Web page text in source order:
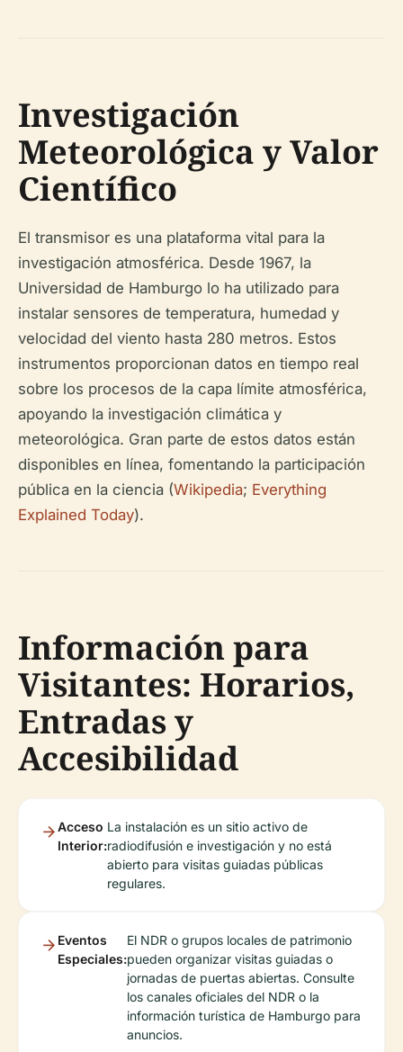
Investigación
Meteorológica y Valor
Científico
El transmisor es una plataforma vital para la
investigación atmosférica. Desde 1967, la
Universidad de Hamburgo lo ha utilizado para
instalar sensores de temperatura, humedad y
velocidad del viento hasta 280 metros. Estos
instrumentos proporcionan datos en tiempo real
sobre los procesos de la capa límite atmosférica,
apoyando la investigación climática y
meteorológica. Gran parte de estos datos están
disponibles en línea, fomentando la participación
pública en la ciencia (Wikipedia; Everything
Explained Today).
Información para
Visitantes: Horarios,
Entradas y
Accesibilidad
Acceso
Interior:
La instalación es un sitio activo de
radiodifusión e investigación y no está
abierto para visitas guiadas públicas
regulares.
Eventos
Especiales:
El NDR o grupos locales de patrimonio
pueden organizar visitas guiadas o
jornadas de puertas abiertas. Consulte
los canales oficiales del NDR o la
información turística de Hamburgo para
anuncios.